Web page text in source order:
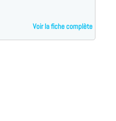
Voir la fiche complète